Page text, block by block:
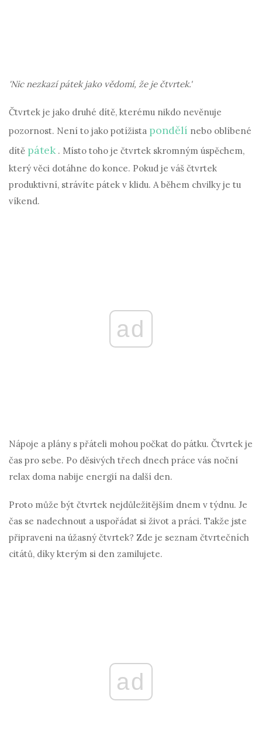
'Nic nezkazí pátek jako vědomí, že je čtvrtek.'
Čtvrtek je jako druhé dítě, kterému nikdo nevěnuje
pozornost. Není to jako potížista pondělí nebo oblíbené
dítě pátek . Místo toho je čtvrtek skromným úspěchem,
který věci dotáhne do konce. Pokud je váš čtvrtek
produktivní, strávíte pátek v klidu. A během chvilky je tu
víkend.
ad
Nápoje a plány s přáteli mohou počkat do pátku. Čtvrtek je
čas pro sebe. Po děsivých třech dnech práce vás noční
relax doma nabije energií na další den.
Proto může být čtvrtek nejdůležitějším dnem v týdnu. Je
čas se nadechnout a uspořádat si život a práci. Takže jste
připraveni na úžasný čtvrtek? Zde je seznam čtvrtečních
citátů, díky kterým si den zamilujete.
ad